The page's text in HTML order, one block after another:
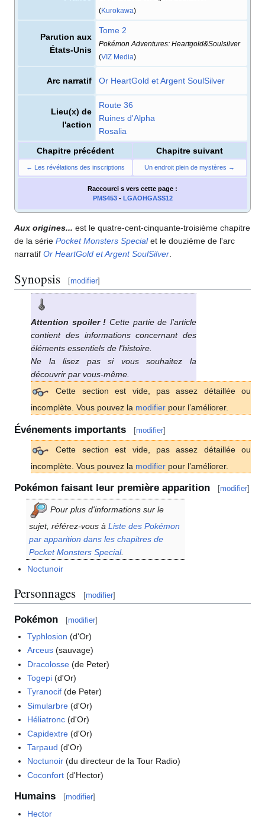
(Kurokawa)
Parution aux
États-Unis
Tome 2
Pokémon Adventures: Heartgold&Soulsilver
(VIZ Media)
Arc narratif Or HeartGold et Argent SoulSilver
Lieu(x) de
l'action
Route 36
Ruines d'Alpha
Rosalia
Chapitre précédent Chapitre suivant
← Les révélations des inscriptions Un endroit plein de mystères →
Raccourci s vers cette page :
PMS453- LGAOHGASS12
Aux origines... est le quatre-cent-cinquante-troisième chapitre
de la série Pocket Monsters Specialet le douzième de l'arc
narratif Or HeartGold et Argent SoulSilver
Synopsis [modifier]
Attention spoiler ! Cette partie de l'article
contient des informations concernant des
éléments essentiels de l'histoire.
Ne la lisez pas si vous souhaitez la
découvrir par vous-même.
Cette section est vide, pas assez détaillée ou
incomplète. Vous pouvez la modifier pour l’améliorer.
Événements importants [modifier]
Cette section est vide, pas assez détaillée ou
incomplète. Vous pouvez la modifier pour l’améliorer.
Pokémon faisant leur première apparition [modifier]
Pour plus d'informations sur le
sujet, référez-vous à Liste des Pokémon
par apparition dans les chapitres de
Pocket Monsters Special.
Noctunoir
Personnages [modifier]
Pokémon [modifier]
Typhlosion (d'Or)
Arceus (sauvage)
Dracolosse (de Peter)
Togepi (d'Or)
Tyranocif (de Peter)
Simularbre (d'Or)
Héliatronc (d'Or)
Capidextre (d'Or)
Tarpaud (d'Or)
Noctunoir (du directeur de la Tour Radio)
Coconfort (d'Hector)
Humains [modifier]
Hector